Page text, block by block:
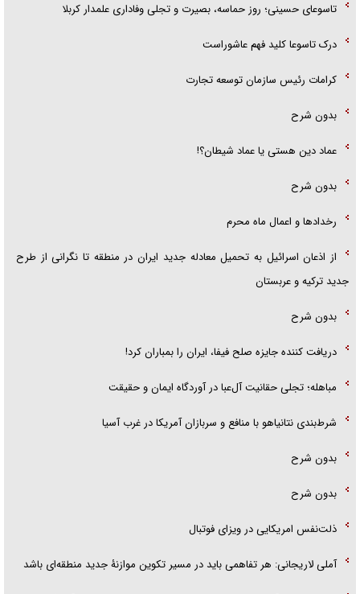
تاسوعای حسینی؛ روز حماسه، بصیرت و تجلی وفاداری علمدار کربلا
درک تاسوعا کلید فهم عاشوراست
کرامات رئیس سازمان توسعه تجارت
بدون شرح
عماد دین هستی یا عماد شیطان؟!
بدون شرح
رخداد‌ها و اعمال ماه محرم
از اذعان اسرائیل به تحمیل معادله جدید ایران در منطقه تا نگرانی از طرح
جدید ترکیه و عربستان
بدون شرح
دریافت کننده جایزه صلح فیفا، ایران را بمباران کرد!
مباهله؛ تجلی حقانیت آل‌عبا در آوردگاه ایمان و حقیقت
شرط‌بندی نتانیاهو با منافع و سربازان آمریکا در غرب آسیا
بدون شرح
بدون شرح
ذلت‌نفس امریکایی در ویزای فوتبال
آملی لاریجانی: هر تفاهمی باید در مسیر تکوین موازنۀ جدید منطقه‌ای باشد